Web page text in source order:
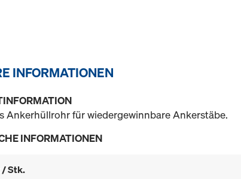
INFORMATIONEN
Ankerhüllrohr für wiedergewinnbare Ankerstäbe.
INFORMATIONEN
Stk.